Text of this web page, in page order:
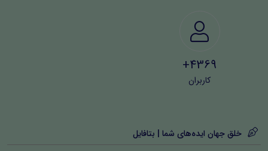
4369+
کاربران
خلق جهان ایده‌های شما | بتافایل